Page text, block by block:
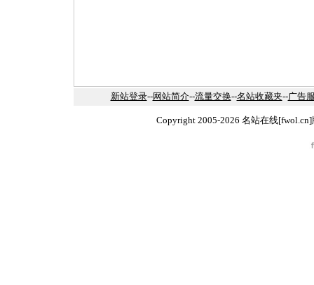
新站登录--网站简介--流量交换--名站收藏夹--广告
Copyright 2005-2026 名站在线